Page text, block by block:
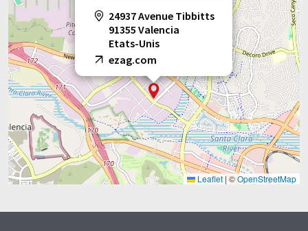
24937 Avenue Tibbitts
91355 Valencia
Etats-Unis
ezag.com
Leaflet|©OpenStreetMap